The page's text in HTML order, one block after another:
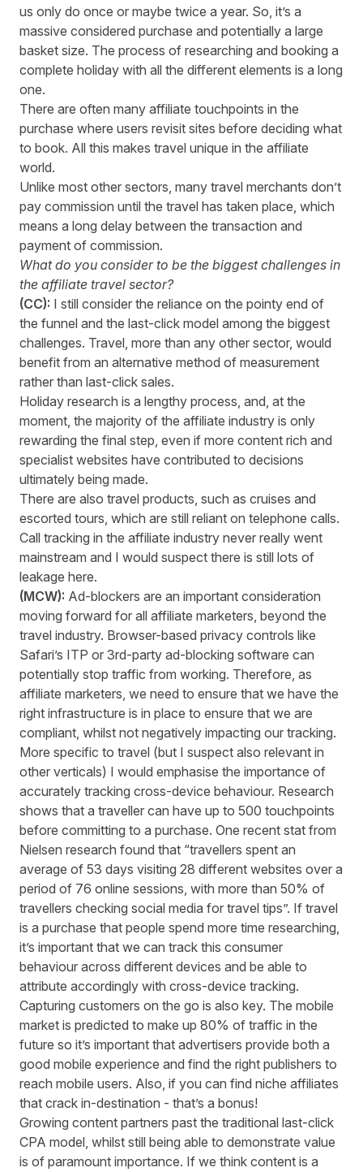
us only do once or maybe twice a year. So, it’s a
massive considered purchase and potentially a large
basket size. The process of researching and booking a
complete holiday with all the different elements is a long
one.
There are often many affiliate touchpoints in the
purchase where users revisit sites before deciding what
to book. All this makes travel unique in the affiliate
world.
Unlike most other sectors, many travel merchants don’t
pay commission until the travel has taken place, which
means a long delay between the transaction and
payment of commission.
What do you consider to be the biggest challenges in
the affiliate travel sector?
(CC): I still consider the reliance on the pointy end of
the funnel and the last-click model among the biggest
challenges. Travel, more than any other sector, would
benefit from an alternative method of measurement
rather than last-click sales.
Holiday research is a lengthy process, and, at the
moment, the majority of the affiliate industry is only
rewarding the final step, even if more content rich and
specialist websites have contributed to decisions
ultimately being made.
There are also travel products, such as cruises and
escorted tours, which are still reliant on telephone calls.
Call tracking in the affiliate industry never really went
mainstream and I would suspect there is still lots of
leakage here.
(MCW): Ad-blockers are an important consideration
moving forward for all affiliate marketers, beyond the
travel industry. Browser-based privacy controls like
Safari’s ITP or 3rd-party ad-blocking software can
potentially stop traffic from working. Therefore, as
affiliate marketers, we need to ensure that we have the
right infrastructure is in place to ensure that we are
compliant, whilst not negatively impacting our tracking.
More specific to travel (but I suspect also relevant in
other verticals) I would emphasise the importance of
accurately tracking cross-device behaviour. Research
shows that a traveller can have up to 500 touchpoints
before committing to a purchase. One recent stat from
Nielsen research found that “travellers spent an
average of 53 days visiting 28 different websites over a
period of 76 online sessions, with more than 50% of
travellers checking social media for travel tips”. If travel
is a purchase that people spend more time researching,
it’s important that we can track this consumer
behaviour across different devices and be able to
attribute accordingly with cross-device tracking.
Capturing customers on the go is also key. The mobile
market is predicted to make up 80% of traffic in the
future so it’s important that advertisers provide both a
good mobile experience and find the right publishers to
reach mobile users. Also, if you can find niche affiliates
that crack in-destination - that’s a bonus!
Growing content partners past the traditional last-click
CPA model, whilst still being able to demonstrate value
is of paramount importance. If we think content is a